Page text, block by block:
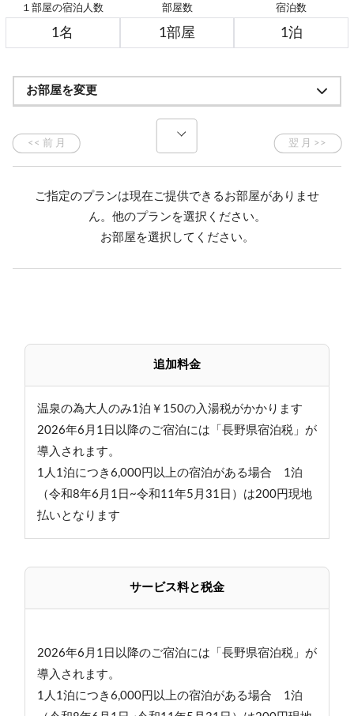
１部屋の宿泊人数 部屋数 宿泊数
お部屋を変更
ご指定のプランは現在ご提供できるお部屋がありませ
ん。他のプランを選択ください。
お部屋を選択してください。
追加料金
温泉の為大人のみ1泊￥150の入湯税がかかります
2026年6月1日以降のご宿泊には「長野県宿泊税」が
導入されます。
1人1泊につき6,000円以上の宿泊がある場合 1泊
（令和8年6月1日~令和11年5月31日）は200円現地
払いとなります
サービス料と税金
2026年6月1日以降のご宿泊には「長野県宿泊税」が
導入されます。
1人1泊につき6,000円以上の宿泊がある場合 1泊